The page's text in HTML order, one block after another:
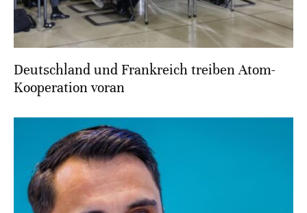
Deutschland und Frankreich treiben Atom-
Kooperation voran